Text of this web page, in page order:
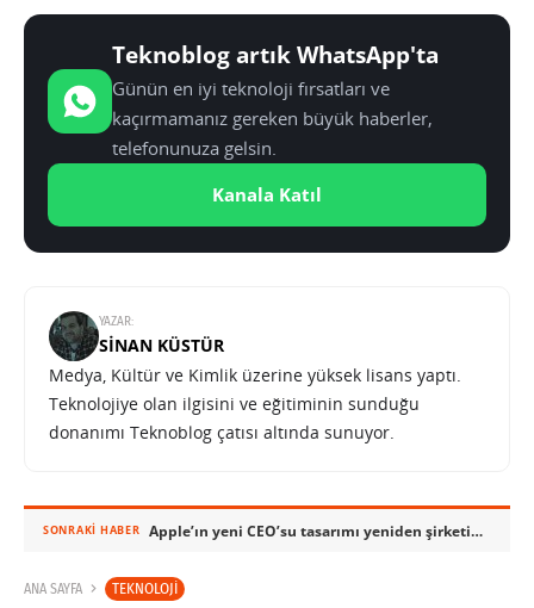
Teknoblog artık WhatsApp'ta
Günün en iyi teknoloji fırsatları ve
kaçırmamanız gereken büyük haberler,
telefonunuza gelsin.
Kanala Katıl
YAZAR:
SINAN KÜSTÜR
Medya, Kültür ve Kimlik üzerine yüksek lisans yaptı.
Teknolojiye olan ilgisini ve eğitiminin sunduğu
donanımı Teknoblog çatısı altında sunuyor.
SONRAKI HABER Apple’ın yeni CEO’su tasarımı yeniden şirketin merkezine taşıyabilir
ANA SAYFA TEKNOLOJI